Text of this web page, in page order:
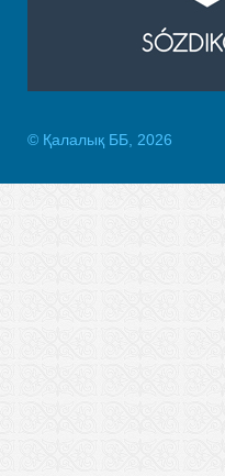
© Қалалық ББ, 2026